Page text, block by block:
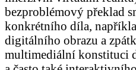
bezproblémový překlad
konkrétního díla,
digitálního obrazu a
multimediální konstituci